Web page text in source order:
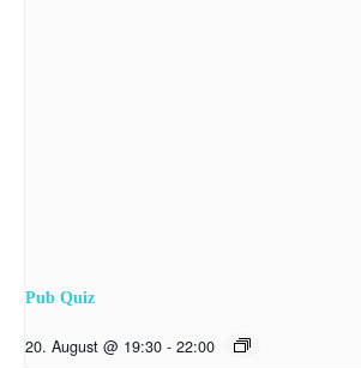
Pub Quiz
20. August @ 19:30 - 22:00